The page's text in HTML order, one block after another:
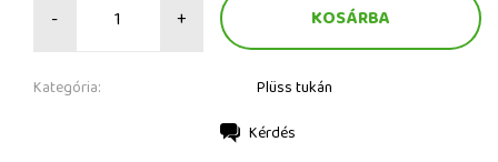
- +
Kategória: Plüss tukán
Kérdés